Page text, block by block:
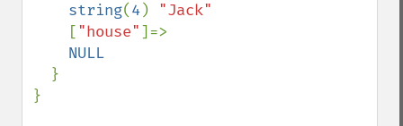
string(4 ) "Jack"
["house"]=>
NULL
}
}